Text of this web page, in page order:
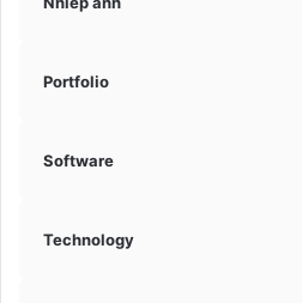
Portfolio
Software
Technology